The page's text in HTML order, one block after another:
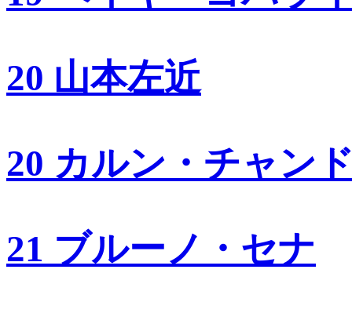
20 山本左近
20 カルン・チャン
21 ブルーノ・セナ